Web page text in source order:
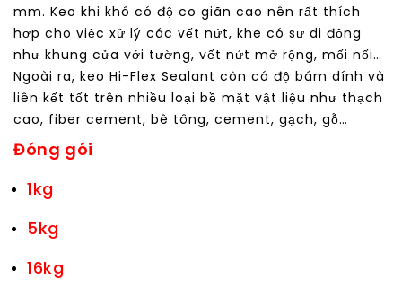
mm. Keo khi khô có độ co giãn cao nên rất thích
hợp cho việc xử lý các vết nứt, khe có sự di động
như khung cửa với tường, vết nứt mở rộng, mối nối…
Ngoài ra, keo Hi-Flex Sealant còn có độ bám dính và
liên kết tốt trên nhiều loại bề mặt vật liệu như thạch
cao, fiber cement, bê tông, cement, gạch, gỗ…
Đóng gói
1kg
5kg
16kg